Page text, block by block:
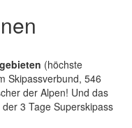
(höchste
Skipassverbund, 546
der Alpen! Und das
3 Tage Superskipass